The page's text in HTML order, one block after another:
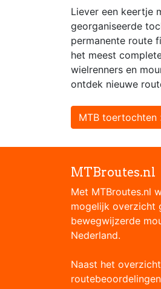
Liever een keertje
georganiseerde
permanente route
het meest
wielrenners en
ontdek nieuwe
MTB toertochten
MTBroutes.nl
Met MTBroutes.nl
mogelijk overzicht
bewegwijzerde
Nederland.
Naast het